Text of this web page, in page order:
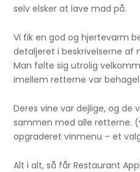
selv elsker at lave mad på.
Vi fik en god og hjertevarm
detaljeret i beskrivelserne af
Man følte sig utrolig
imellem retterne var
Deres vine var dejlige, og de
sammen med alle retterne.
opgraderet vinmenu – et
Alt i alt, så får Restaurant